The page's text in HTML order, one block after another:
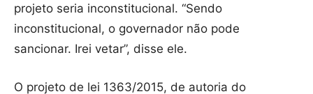
projeto seria inconstitucional. “Sendo
inconstitucional, o governador não pode
sancionar. Irei vetar”, disse ele.
O projeto de lei 1363/2015, de autoria do